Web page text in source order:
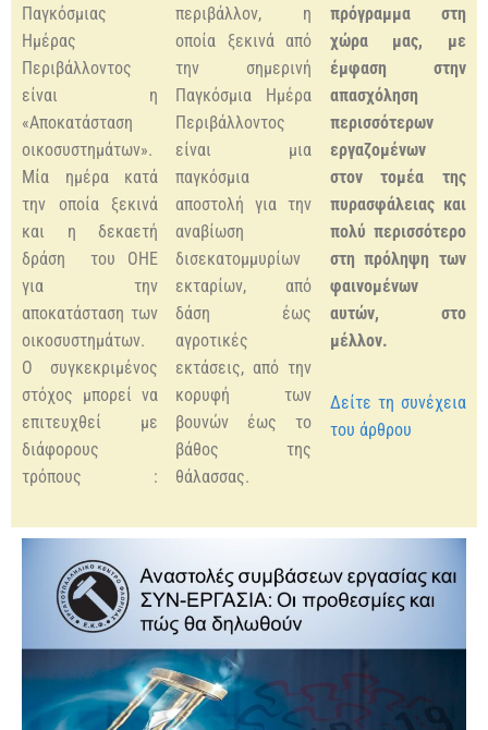
Παγκόσμιας
Ημέρας
Περιβάλλοντος
είναι η
«Αποκατάσταση
οικοσυστημάτων».
Μία ημέρα κατά
την οποία ξεκινά
και η δεκαετή
δράση του ΟΗΕ
για την
αποκατάσταση των
οικοσυστημάτων.
Ο συγκεκριμένος
στόχος μπορεί να
επιτευχθεί με
διάφορους
τρόπους :
περιβάλλον, η
οποία ξεκινά από
την σημερινή
Παγκόσμια Ημέρα
Περιβάλλοντος
είναι μια
παγκόσμια
αποστολή για την
αναβίωση
δισεκατομμυρίων
εκταρίων, από
δάση έως
αγροτικές
εκτάσεις, από την
κορυφή των
βουνών έως το
βάθος της
θάλασσας.
πρόγραμμα στη
χώρα μας, με
έμφαση στην
απασχόληση
περισσότερων
εργαζομένων
στον τομέα της
πυρασφάλειας και
πολύ περισσότερο
στη πρόληψη των
φαινομένων
αυτών, στο
μέλλον.
Δείτε τη συνέχεια
του άρθρου